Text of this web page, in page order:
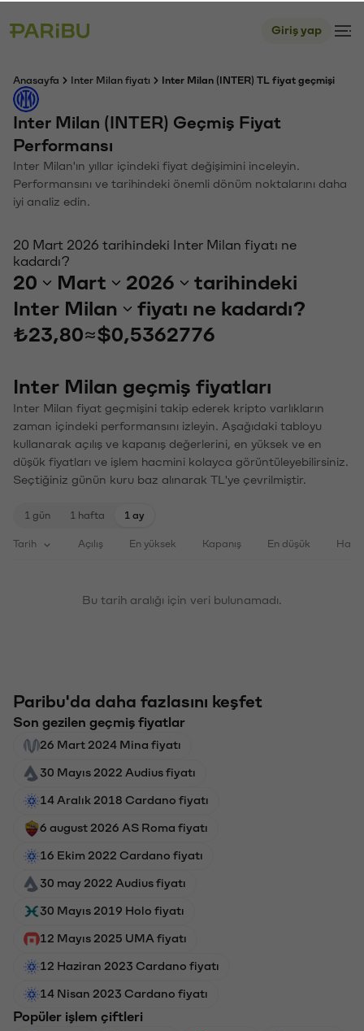
Giriş yap
Anasayfa Inter Milan fiyatı Inter Milan (INTER) TL fiyat geçmişi
Inter Milan (INTER) Geçmiş Fiyat
Performansı
Inter Milan'ın yıllar içindeki fiyat değişimini inceleyin.
Performansını ve tarihindeki önemli dönüm noktalarını daha
iyi analiz edin.
20 Mart 2026 tarihindeki Inter Milan fiyatı ne
kadardı?
20 Mart 2026
tarihindeki
Inter Milan
fiyatı ne kadardı?
₺23,80≈$0,5362776
Inter Milan geçmiş fiyatları
Inter Milan fiyat geçmişini takip ederek kripto varlıkların
zaman içindeki performansını izleyin. Aşağıdaki tabloyu
kullanarak açılış ve kapanış değerlerini, en yüksek ve en
düşük fiyatları ve işlem hacmini kolayca görüntüleyebilirsiniz.
Seçtiğiniz günün kuru baz alınarak TL'ye çevrilmiştir.
1 gün 1 hafta 1 ay
Tarih Açılış En yüksek Kapanış En düşük
Bu tarih aralığı için veri bulunamadı.
Paribu'da daha fazlasını keşfet
Son gezilen geçmiş fiyatlar
26 Mart 2024 Mina fiyatı
30 Mayıs 2022 Audius fiyatı
14 Aralık 2018 Cardano fiyatı
6 august 2026 AS Roma fiyatı
16 Ekim 2022 Cardano fiyatı
30 may 2022 Audius fiyatı
30 Mayıs 2019 Holo fiyatı
12 Mayıs 2025 UMA fiyatı
12 Haziran 2023 Cardano fiyatı
14 Nisan 2023 Cardano fiyatı
Popüler işlem çiftleri